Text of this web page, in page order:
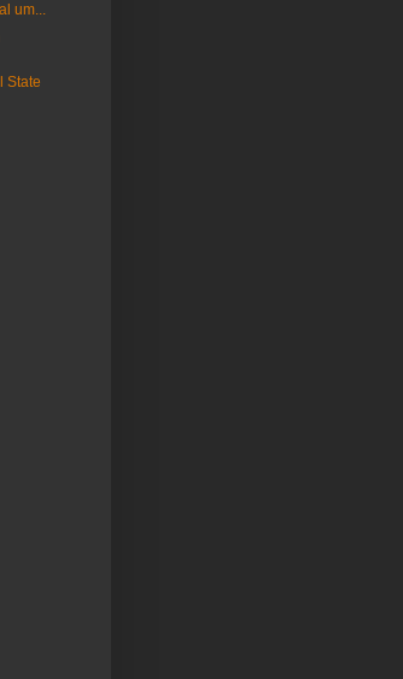
um...
State